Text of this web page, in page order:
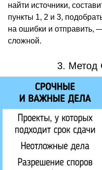
найти источники,
пункты 1, 2 и 3,
на ошибки и отправить,
сложной.
3. Метод